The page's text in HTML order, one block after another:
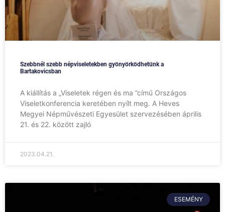
Szebbnél szebb népviseletekben gyönyörködhetünk a
Bartakovicsban
A kiállítás a „Viseletek régen és ma ”című Országos
Viseletkonferencia keretében nyílt meg. A Heves
Megyei Népművészeti Egyesület szervezésében április
21. és 22. között zajló
2023.04.21.
ESEMÉNY